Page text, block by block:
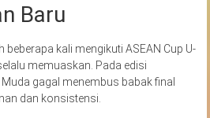
Baru
kali mengikuti ASEAN Cup U-
memuaskan. Pada edisi
gagal menembus babak final
dan konsistensi.